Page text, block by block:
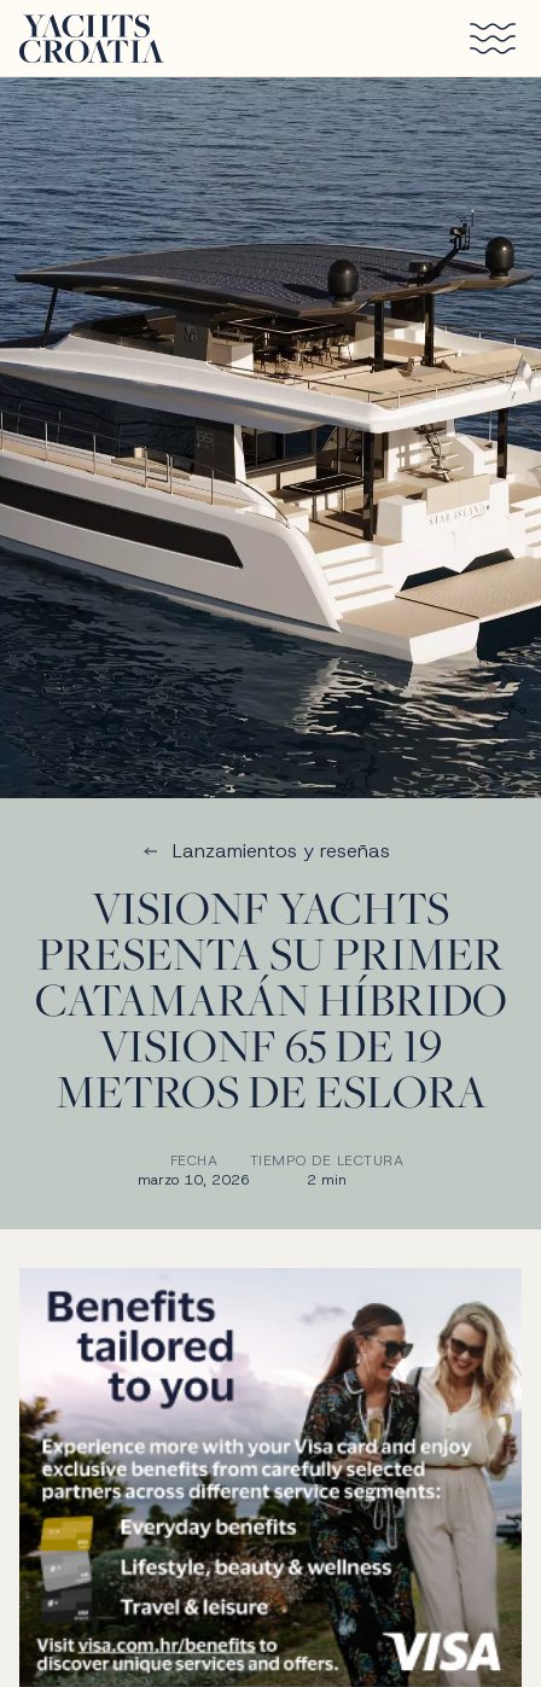
Saltar al contenido principal
Lanzamientos y reseñas
VISIONF YACHTS
PRESENTA SU PRIMER
CATAMARÁN HÍBRIDO
VISIONF 65 DE 19
METROS DE ESLORA
FECHA
marzo 10, 2026
TIEMPO DE LECTURA
2 min